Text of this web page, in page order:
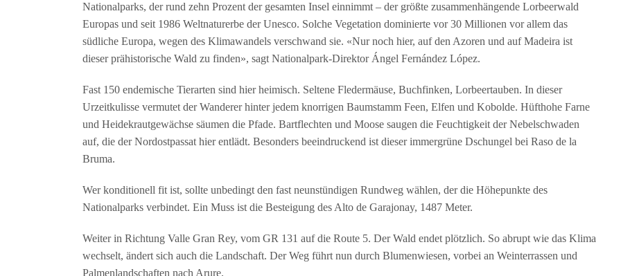
Nationalparks, der rund zehn Prozent der gesamten Insel einnimmt – der größte zusammenhängende Lorbeerwald
Europas und seit 1986 Weltnaturerbe der Unesco. Solche Vegetation dominierte vor 30 Millionen vor allem das
südliche Europa, wegen des Klimawandels verschwand sie. «Nur noch hier, auf den Azoren und auf Madeira ist
dieser prähistorische Wald zu finden», sagt Nationalpark-Direktor Ángel Fernández López.
Fast 150 endemische Tierarten sind hier heimisch. Seltene Fledermäuse, Buchfinken, Lorbeertauben. In dieser
Urzeitkulisse vermutet der Wanderer hinter jedem knorrigen Baumstamm Feen, Elfen und Kobolde. Hüfthohe Farne
und Heidekrautgewächse säumen die Pfade. Bartflechten und Moose saugen die Feuchtigkeit der Nebelschwaden
auf, die der Nordostpassat hier entlädt. Besonders beeindruckend ist dieser immergrüne Dschungel bei Raso de la
Bruma.
Wer konditionell fit ist, sollte unbedingt den fast neunstündigen Rundweg wählen, der die Höhepunkte des
Nationalparks verbindet. Ein Muss ist die Besteigung des Alto de Garajonay, 1487 Meter.
Weiter in Richtung Valle Gran Rey, vom GR 131 auf die Route 5. Der Wald endet plötzlich. So abrupt wie das Klima
wechselt, ändert sich auch die Landschaft. Der Weg führt nun durch Blumenwiesen, vorbei an Weinterrassen und
Palmenlandschaften nach Arure.